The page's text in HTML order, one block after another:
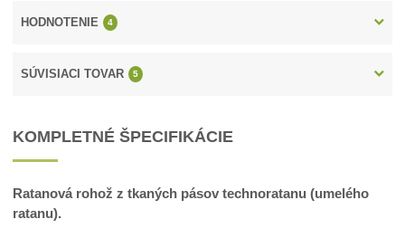
HODNOTENIE 4
SÚVISIACI TOVAR 5
KOMPLETNÉ ŠPECIFIKÁCIE
Ratanová rohož z tkaných pásov technoratanu (umelého
ratanu).